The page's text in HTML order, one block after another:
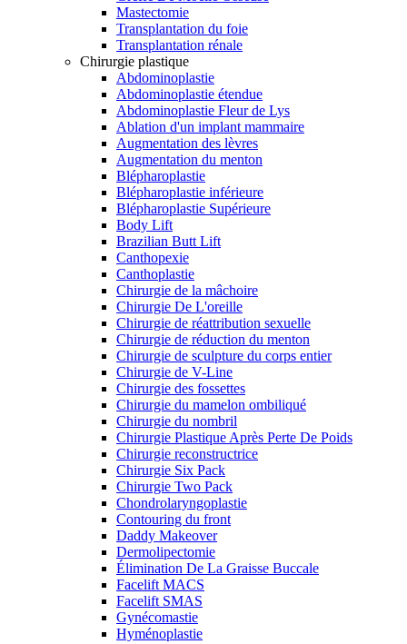
Mastectomie
Transplantation du foie
Transplantation rénale
Chirurgie plastique
Abdominoplastie
Abdominoplastie étendue
Abdominoplastie Fleur de Lys
Ablation d'un implant mammaire
Augmentation des lèvres
Augmentation du menton
Blépharoplastie
Blépharoplastie inférieure
Blépharoplastie Supérieure
Body Lift
Brazilian Butt Lift
Canthopexie
Canthoplastie
Chirurgie de la mâchoire
Chirurgie De L'oreille
Chirurgie de réattribution sexuelle
Chirurgie de réduction du menton
Chirurgie de sculpture du corps entier
Chirurgie de V-Line
Chirurgie des fossettes
Chirurgie du mamelon ombiliqué
Chirurgie du nombril
Chirurgie Plastique Après Perte De Poids
Chirurgie reconstructrice
Chirurgie Six Pack
Chirurgie Two Pack
Chondrolaryngoplastie
Contouring du front
Daddy Makeover
Dermolipectomie
Élimination De La Graisse Buccale
Facelift MACS
Facelift SMAS
Gynécomastie
Hyménoplastie